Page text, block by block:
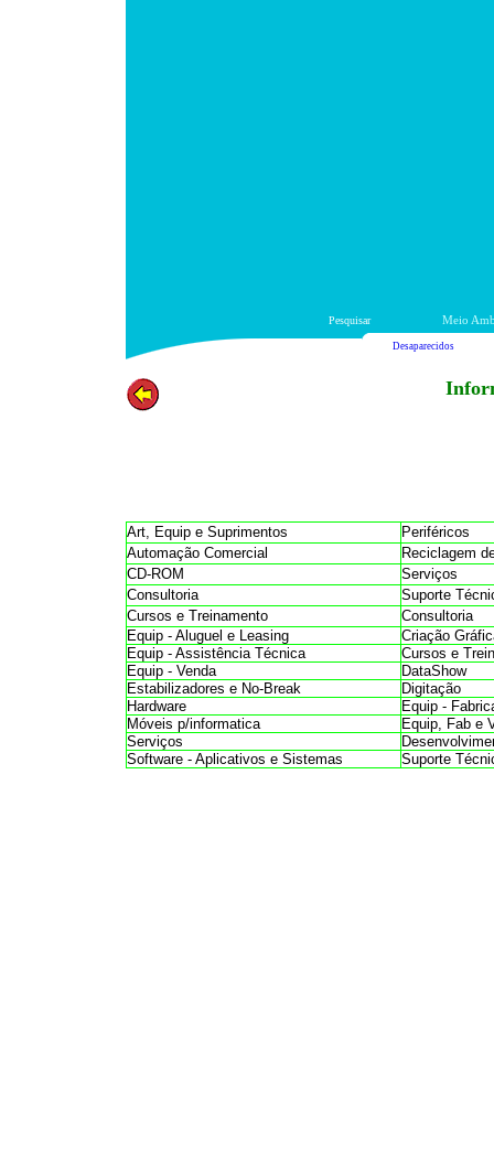
Pesquisar Meio
Desaparecidos
Art, Equip e Suprimentos
Periféricos
Automação Comercial
Reciclagem
CD-ROM
Serviços
Consultoria
Suporte
Cursos e Treinamento
Consultoria
Equip - Aluguel e Leasing
Criação
Equip - Assistência Técnica
Cursos e
Equip - Venda
DataShow
Estabilizadores e No-Break
Digitação
Hardware
Equip -
Móveis p/informatica
Equip, Fab e
Serviços
Software - Aplicativos e Sistemas
Suporte